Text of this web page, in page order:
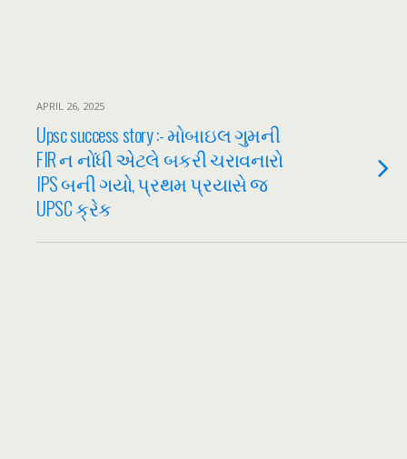
APRIL 26, 2025
Upsc success story :- મોબાઇલ ગુમની
FIR ન નોંધી એટલે બકરી ચરાવનારો
IPS બની ગયો, પ્રથમ પ્રયાસે જ
UPSC ક્રેક